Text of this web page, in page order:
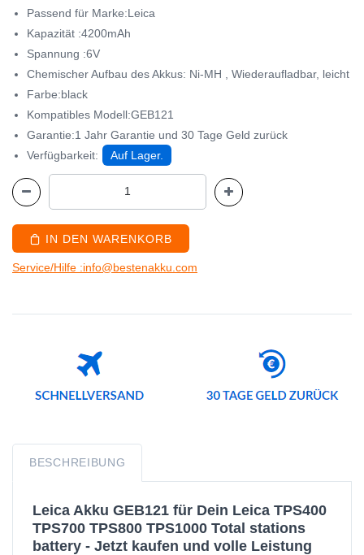
Passend für Marke:Leica
Kapazität :4200mAh
Spannung :6V
Chemischer Aufbau des Akkus: Ni-MH , Wiederaufladbar, leicht
Farbe:black
Kompatibles Modell:GEB121
Garantie:1 Jahr Garantie und 30 Tage Geld zurück
Verfügbarkeit:
Auf Lager.
IN DEN WARENKORB
Service/Hilfe :info@bestenakku.com
BESCHREIBUNG
Leica Akku GEB121 für Dein Leica TPS400
TPS700 TPS800 TPS1000 Total stations
battery - Jetzt kaufen und volle Leistung